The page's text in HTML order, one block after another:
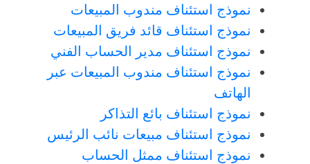
نموذج استئناف مندوب المبيعات
نموذج استئناف قائد فريق المبيعات
نموذج استئناف مدير الحساب الفني
نموذج استئناف مندوب المبيعات عبر
الهاتف
نموذج استئناف بائع التذاكر
نموذج استئناف مبيعات نائب الرئيس
نموذج استئناف ممثل الحساب